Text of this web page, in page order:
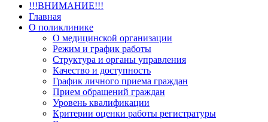
!!!ВНИМАНИЕ!!!
Главная
О поликлинике
О медицинской организации
Режим и график работы
Структура и органы управления
Качество и доступность
График личного приема граждан
Прием обращений граждан
Уровень квалификации
Критерии оценки работы регистратуры